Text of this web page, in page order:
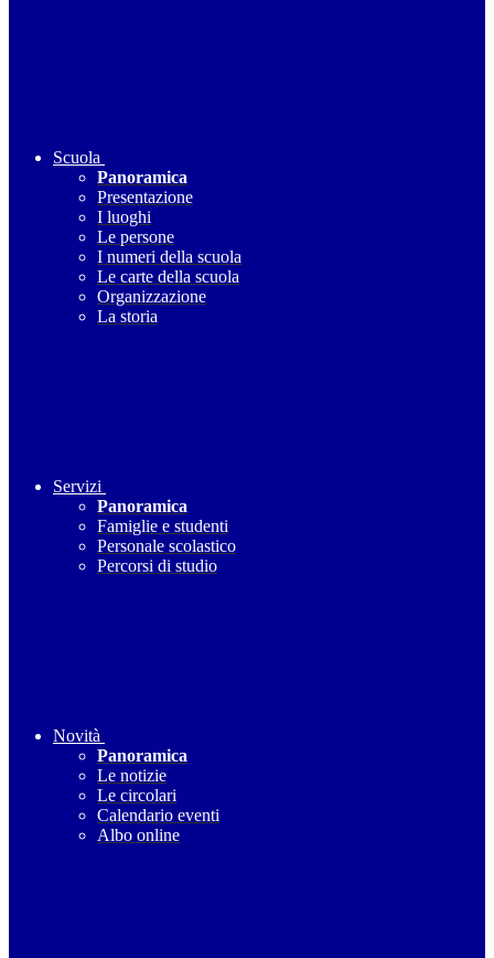
Scuola
Panoramica
Presentazione
I luoghi
Le persone
I numeri della scuola
Le carte della scuola
Organizzazione
La storia
Servizi
Panoramica
Famiglie e studenti
Personale scolastico
Percorsi di studio
Novità
Panoramica
Le notizie
Le circolari
Calendario eventi
Albo online